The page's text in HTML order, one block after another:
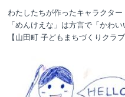
わたしたちが作ったキャラクター
「めんけえな」は方言で「かわ
【山田町 子どもまちづくりクラブ